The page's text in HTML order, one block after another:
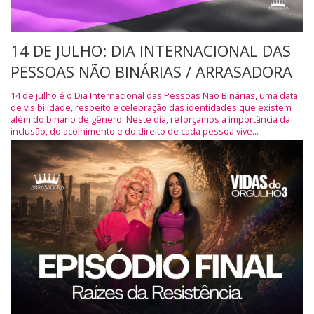
14 DE JULHO: DIA INTERNACIONAL DAS
PESSOAS NÃO BINÁRIAS / ARRASADORA
14 de julho é o Dia Internacional das Pessoas Não Binárias, uma data
de visibilidade, respeito e celebração das identidades que existem
além do binário de gênero. Neste dia, reforçamos a importância da
inclusão, do acolhimento e do direito de cada pessoa vive...